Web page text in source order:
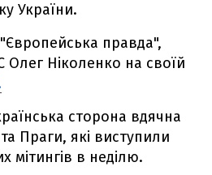
України.
правда",
Олег Ніколенко на своїй
сторона вдячна
Праги, які виступили
мітингів в неділю.